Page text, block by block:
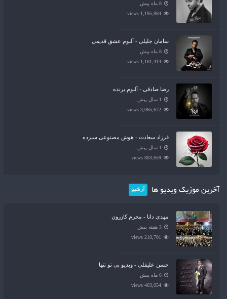
8 ماه پیش
1,195,884 views
سامان جلیلی - آلبوم عشق قدیمی
8 ماه پیش
1,161,414 views
رضا صادقی - آلبوم برنده
1 سال پیش
3,065,672 views
فرزاد سعادت - هوش مصنوعی سیزده
1 سال پیش
803,659 views
آخرین موزیک ویدیو ها آرشیو
مهدی دانا - محرم کازرون
3 هفته پیش
210,701 views
حسن علیقلی - ویدیو بی تو تنها
6 ماه پیش
403,054 views